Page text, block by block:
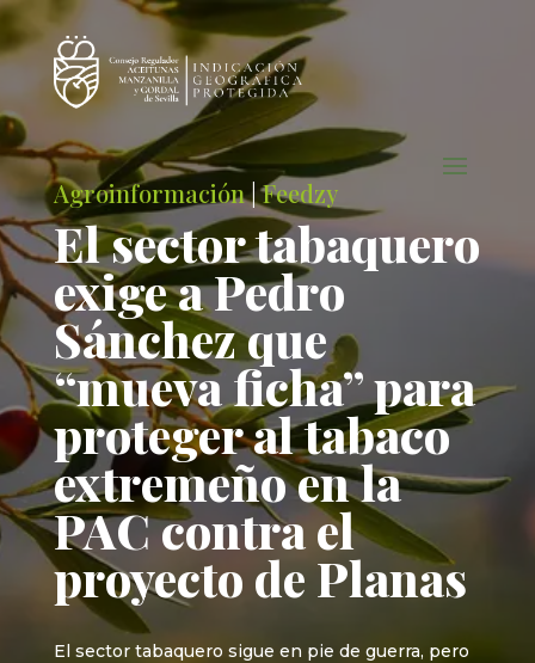
Agroinformación|Feedzy
El sector tabaquero
exige a Pedro
Sánchez que
“mueva ficha” para
proteger al tabaco
extremeño en la
PAC contra el
proyecto de Planas
El sector tabaquero sigue en pie de guerra, pero